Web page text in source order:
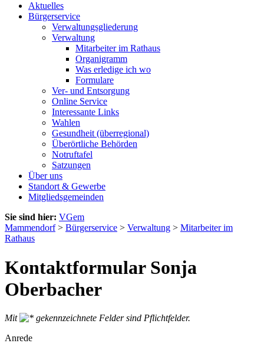
Aktuelles
Bürgerservice
Verwaltungsgliederung
Verwaltung
Mitarbeiter im Rathaus
Organigramm
Was erledige ich wo
Formulare
Ver- und Entsorgung
Online Service
Interessante Links
Wahlen
Gesundheit (überregional)
Überörtliche Behörden
Notruftafel
Satzungen
Über uns
Standort & Gewerbe
Mitgliedsgemeinden
Sie sind hier: VGem
Mammendorf> Bürgerservice > Verwaltung > Mitarbeiter im
Rathaus
Kontaktformular Sonja
Oberbacher
Mit
gekennzeichnete Felder sind Pflichtfelder.
Anrede